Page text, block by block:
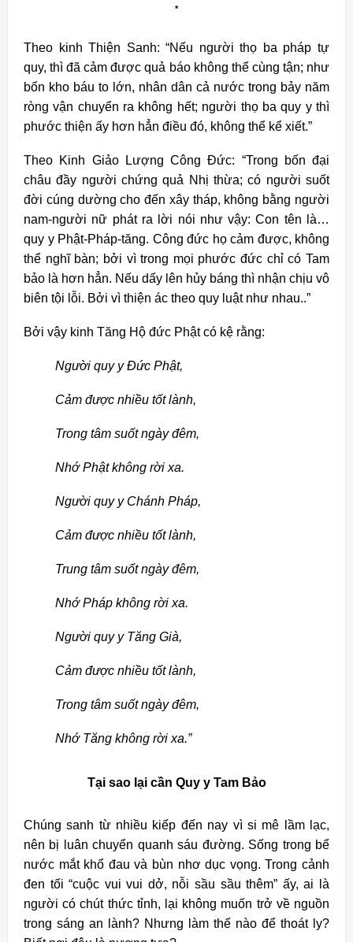
*
Theo kinh Thiện Sanh: “Nếu người thọ ba pháp tự
quy, thì đã cảm được quả báo không thể cùng tận; như
bốn kho báu to lớn, nhân dân cả nước trong bảy năm
ròng vận chuyển ra không hết; người thọ ba quy y thì
phước thiện ấy hơn hẳn điều đó, không thể kể xiết.”
Theo Kinh Giảo Lượng Công Đức: “Trong bốn đại
châu đầy người chứng quả Nhị thừa; có người suốt
đời cúng dường cho đến xây tháp, không bằng người
nam-người nữ phát ra lời nói như vậy: Con tên là…
quy y Phật-Pháp-tăng. Công đức họ cảm được, không
thể nghĩ bàn; bởi vì trong mọi phước đức chỉ có Tam
bảo là hơn hẳn. Nếu dấy lên hủy báng thì nhận chịu vô
biên tội lỗi. Bởi vì thiện ác theo quy luật như nhau..”
Bởi vậy kinh Tăng Hộ đức Phật có kệ rằng:
Người quy y Đức Phật,
Cảm được nhiều tốt lành,
Trong tâm suốt ngày đêm,
Nhớ Phật không rời xa.
Người quy y Chánh Pháp,
Cảm được nhiều tốt lành,
Trung tâm suốt ngày đêm,
Nhớ Pháp không rời xa.
Người quy y Tăng Già,
Cảm được nhiều tốt lành,
Trong tâm suốt ngày đêm,
Nhớ Tăng không rời xa.”
Tại sao lại cần Quy y Tam Bảo
Chúng sanh từ nhiều kiếp đến nay vì si mê lầm lạc,
nên bị luân chuyển quanh sáu đường. Sống trong bể
nước mắt khổ đau và bùn nhơ dục vọng. Trong cảnh
đen tối “cuộc vui vui dở, nỗi sầu sầu thêm” ấy, ai là
người có chút thức tỉnh, lại không muốn trở về nguồn
trong sáng an lành? Nhưng làm thế nào để thoát ly?